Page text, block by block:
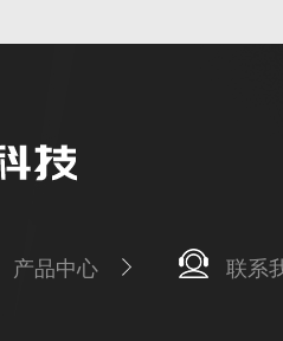
产品中心 联系